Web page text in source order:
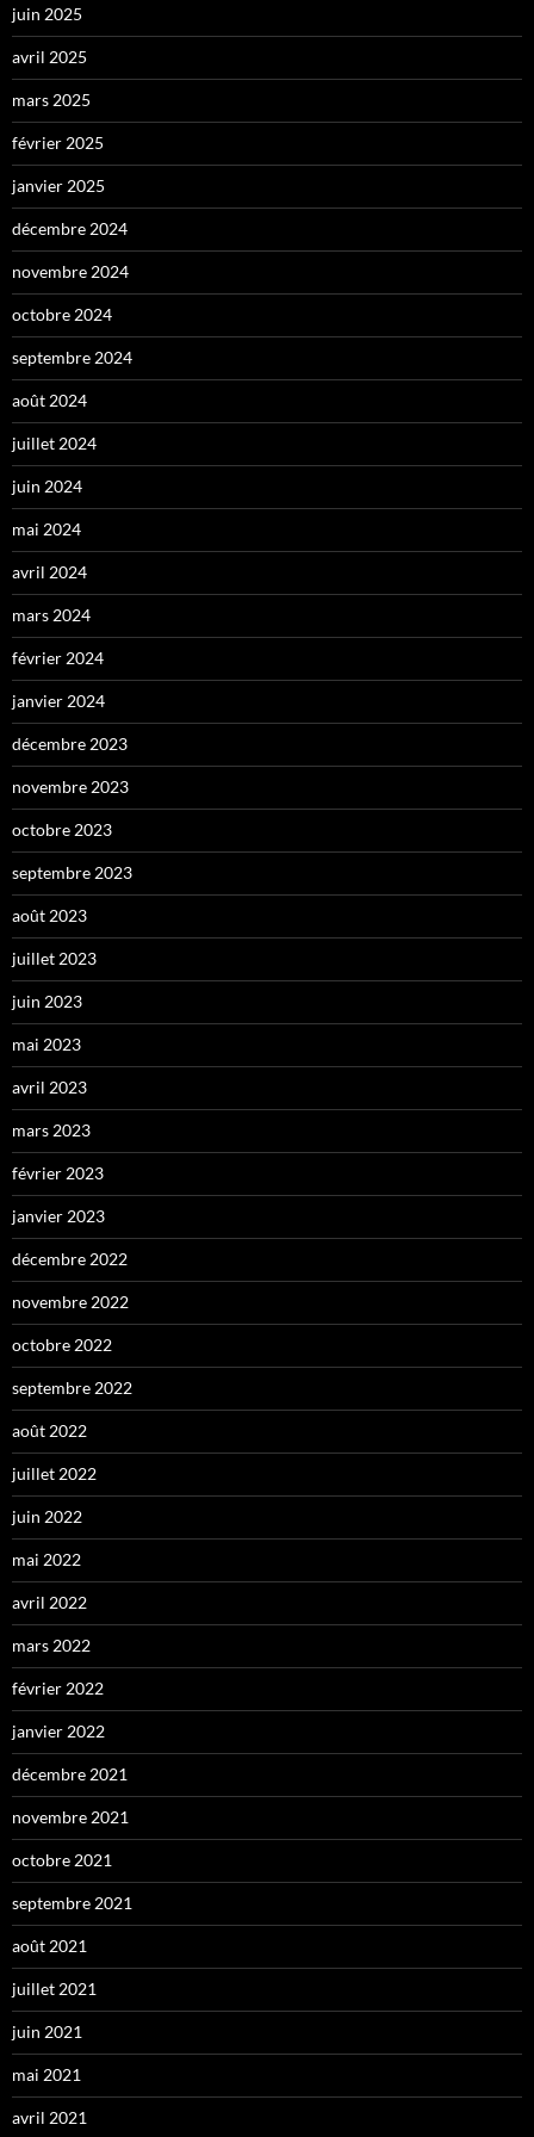
juin 2025
avril 2025
mars 2025
février 2025
janvier 2025
décembre 2024
novembre 2024
octobre 2024
septembre 2024
août 2024
juillet 2024
juin 2024
mai 2024
avril 2024
mars 2024
février 2024
janvier 2024
décembre 2023
novembre 2023
octobre 2023
septembre 2023
août 2023
juillet 2023
juin 2023
mai 2023
avril 2023
mars 2023
février 2023
janvier 2023
décembre 2022
novembre 2022
octobre 2022
septembre 2022
août 2022
juillet 2022
juin 2022
mai 2022
avril 2022
mars 2022
février 2022
janvier 2022
décembre 2021
novembre 2021
octobre 2021
septembre 2021
août 2021
juillet 2021
juin 2021
mai 2021
avril 2021